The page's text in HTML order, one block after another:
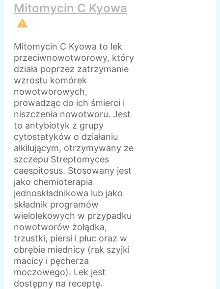
Mitomycin C Kyowa
⚠️
Mitomycin C Kyowa to lek
przeciwnowotworowy, który
działa poprzez zatrzymanie
wzrostu komórek
nowotworowych,
prowadząc do ich śmierci i
niszczenia nowotworu. Jest
to antybiotyk z grupy
cytostatyków o działaniu
alkilującym, otrzymywany ze
szczepu Streptomyces
caespitosus. Stosowany jest
jako chemioterapia
jednoskładnikowa lub jako
składnik programów
wielolekowych w przypadku
nowotworów żołądka,
trzustki, piersi i płuc oraz w
obrębie miednicy (rak szyjki
macicy i pęcherza
moczowego). Lek jest
dostępny na receptę.